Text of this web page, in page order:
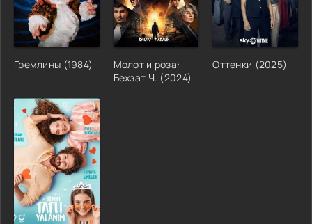
Гремлины (1984)
Молот и роза:
Бехзат Ч. (2024)
Оттенки (2025)